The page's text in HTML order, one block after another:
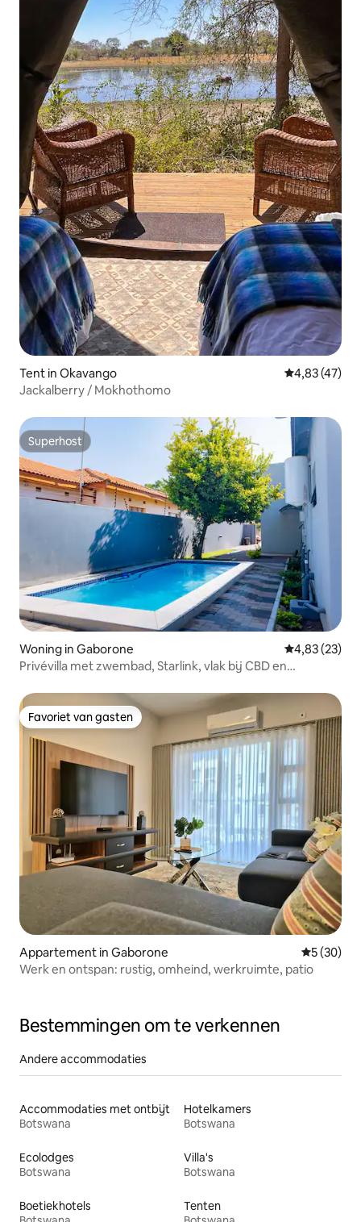
Tent in Okavango Gemiddelde
4,83 (47)
Jackalberry / Mokhothomo
Superhost
Superhost
Woning in Gaborone Gemiddelde
4,83 (23)
Privévilla met zwembad, Starlink, vlak bij CBD en
Favoriet van gasten
Favoriet van gasten
Appartement in Gaborone
5 (30)
Werk en ontspan: rustig, omheind, werkruimte, patio
Bestemmingen om te verkennen
Andere accommodaties
Accommodaties met ontbijt
Botswana
Hotelkamers
Botswana
Ecolodges
Botswana
Villa's
Botswana
Boetiekhotels
Tenten